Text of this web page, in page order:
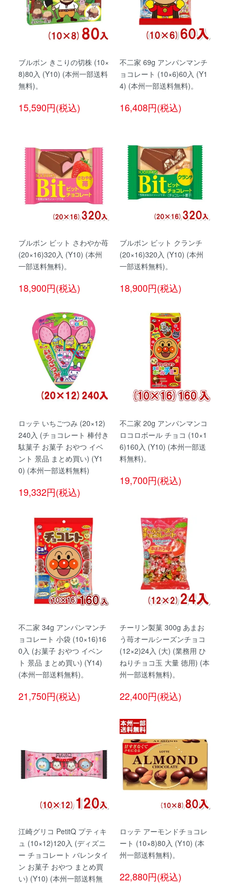
ブルボン きこりの切株 (10×
8)80入 (Y10) (本州一部送料
無料)。
15,590円(税込)
不二家 69g アンパンマンチ
ョコレート (10×6)60入 (Y1
4) (本州一部送料無料)。
16,408円(税込)
ブルボン ビット さわやか苺
(20×16)320入 (Y10) (本州
一部送料無料)。
18,900円(税込)
ブルボン ビット クランチ
(20×16)320入 (Y10) (本州
一部送料無料)。
18,900円(税込)
ロッテ いちごつみ (20×12)
240入 (チョコレート 棒付き
駄菓子 お菓子 おやつ イベ
ント 景品 まとめ買い) (Y1
0) (本州一部送料無料)
19,332円(税込)
不二家 20g アンパンマンコ
ロコロボール チョコ (10×1
6)160入 (Y10) (本州一部送
料無料)。
19,700円(税込)
不二家 34g アンパンマンチ
ョコレート 小袋 (10×16)16
0入 (お菓子 おやつ イベン
ト 景品 まとめ買い) (Y14)
(本州一部送料無料)。
21,750円(税込)
チーリン製菓 300g あまお
う苺オールシーズンチョコ
(12×2)24入 (大) (業務用 ひ
ねりチョコ玉 大量 徳用) (本
州一部送料無料)。
22,400円(税込)
江崎グリコ PetitQ プティキ
ュ (10×12)120入 (ディズニ
ー チョコレート バレンタイ
ン お菓子 おやつ まとめ買
い) (Y10) (本州一部送料無
ロッテ アーモンドチョコレ
ート (10×8)80入 (Y10) (本
州一部送料無料)。
22,880円(税込)